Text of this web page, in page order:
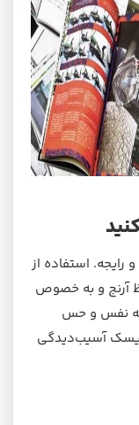
استفاده از
آرنج و به خصوص
به نفس و حس
ریسک آسیب‌دیدگی